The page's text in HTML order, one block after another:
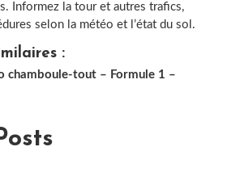
Informez la tour et autres trafics,
selon la météo et l’état du sol.
:
chamboule-tout – Formule 1 –